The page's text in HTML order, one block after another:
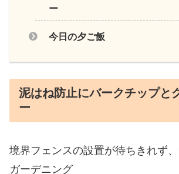
ー
今日の夕ご飯
泥はね防止にバークチップと
ー
境界フェンスの設置が待ちきれず
ガーデニング